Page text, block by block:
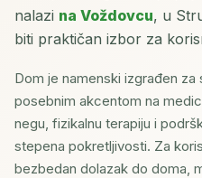
nalazi na Voždovcu, u
biti praktičan izbor za
Dom je namenski izgrađen za
posebnim akcentom na
negu, fizikalnu terapiju i
stepena pokretljivosti. Za
bezbedan dolazak do doma,